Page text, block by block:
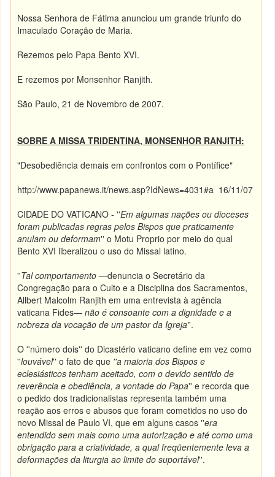
Nossa Senhora de Fátima anunciou um grande triunfo do
Imaculado Coração de Maria.
Rezemos pelo Papa Bento XVI.
E rezemos por Monsenhor Ranjith.
São Paulo, 21 de Novembro de 2007.
SOBRE A MISSA TRIDENTINA, MONSENHOR RANJITH:
"Desobediência demais em confrontos com o Pontífice"
http://www.papanews.it/news.asp?IdNews=4031#a 16/11/07
CIDADE DO VATICANO - ''Em algumas nações ou dioceses
foram publicadas regras pelos Bispos que praticamente
anulam ou deformam'' o Motu Proprio por meio do qual
Bento XVI liberalizou o uso do Missal latino.
''Tal comportamento —denuncia o Secretário da
Congregação para o Culto e a Disciplina dos Sacramentos,
Allbert Malcolm Ranjith em uma entrevista à agência
vaticana Fides—não é consoante com a dignidade e a
nobreza da vocação de um pastor da Igreja''.
O ''número dois'' do Dicastério vaticano define em vez como
''louvável'' o fato de que ''a maioria dos Bispos e
eclesiásticos tenham aceitado, com o devido sentido de
reverência e obediência, a vontade do Papa'' e recorda que
o pedido dos tradicionalistas representa também uma
reação aos erros e abusos que foram cometidos no uso do
novo Missal de Paulo VI, que em alguns casos ''era
entendido sem mais como uma autorização e até como uma
obrigação para a criatividade, a qual freqüentemente leva a
deformações da liturgia ao limite do suportável''.